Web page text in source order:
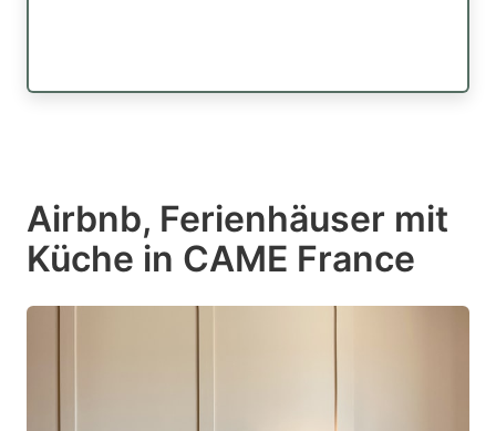
Airbnb, Ferienhäuser mit
Küche in CAME France